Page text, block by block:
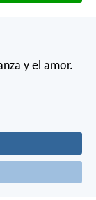
y el amor.